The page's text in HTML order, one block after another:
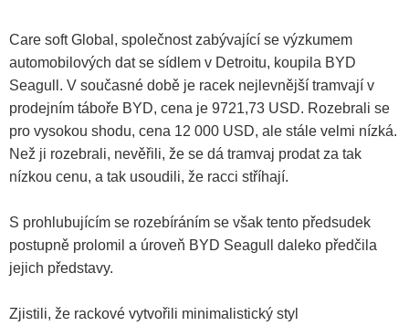
Care soft Global, společnost zabývající se výzkumem
automobilových dat se sídlem v Detroitu, koupila BYD
Seagull. V současné době je racek nejlevnější tramvají v
prodejním táboře BYD, cena je 9721,73 USD. Rozebrali se
pro vysokou shodu, cena 12 000 USD, ale stále velmi nízká.
Než ji rozebrali, nevěřili, že se dá tramvaj prodat za tak
nízkou cenu, a tak usoudili, že racci stříhají.
S prohlubujícím se rozebíráním se však tento předsudek
postupně prolomil a úroveň BYD Seagull daleko předčila
jejich představy.
Zjistili, že rackové vytvořili minimalistický styl